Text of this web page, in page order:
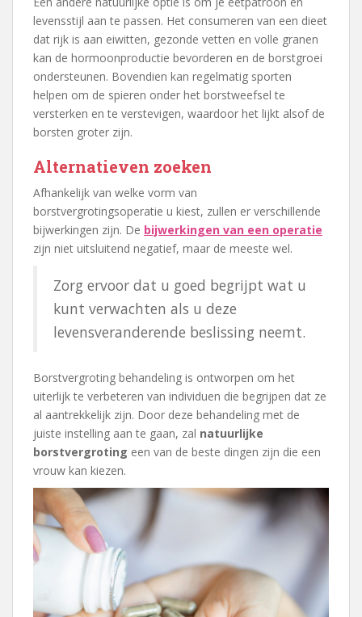
levensstijl aan te passen. Het consumeren van een dieet
dat rijk is aan eiwitten, gezonde vetten en volle granen
kan de hormoonproductie bevorderen en de borstgroei
ondersteunen. Bovendien kan regelmatig sporten
helpen om de spieren onder het borstweefsel te
versterken en te verstevigen, waardoor het lijkt alsof de
borsten groter zijn.
Alternatieven zoeken
Afhankelijk van welke vorm van
borstvergrotingsoperatie u kiest, zullen er verschillende
bijwerkingen zijn. De bijwerkingen van een operatie
zijn niet uitsluitend negatief, maar de meeste wel.
Zorg ervoor dat u goed begrijpt wat u
kunt verwachten als u deze
levensveranderende beslissing neemt.
Borstvergroting behandeling is ontworpen om het
uiterlijk te verbeteren van individuen die begrijpen dat ze
al aantrekkelijk zijn. Door deze behandeling met de
juiste instelling aan te gaan, zal natuurlijke
borstvergroting een van de beste dingen zijn die een
vrouw kan kiezen.